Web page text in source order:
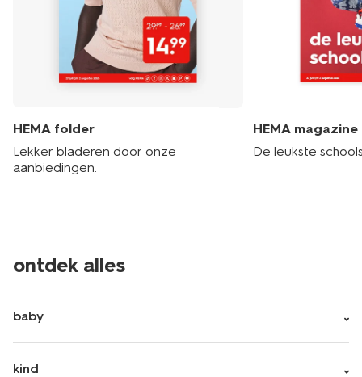
HEMA folder
Lekker bladeren door onze
aanbiedingen.
HEMA magazine
De leukste
ontdek alles
baby
kind